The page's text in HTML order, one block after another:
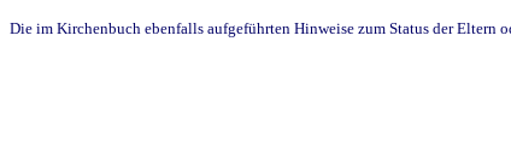
Die im Kirchenbuch ebenfalls aufgeführten Hinweise zum Status der Eltern